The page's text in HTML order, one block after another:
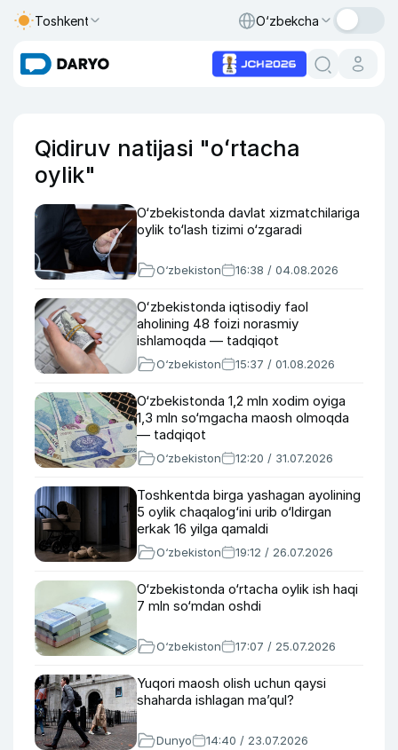
Toshkent O‘zbekcha
Qidiruv natijasi "oʻrtacha
oylik"
O‘zbekistonda davlat xizmatchilariga
oylik to‘lash tizimi o‘zgaradi
O‘zbekiston 16:38 / 04.08.2026
Oʻzbekistonda iqtisodiy faol
aholining 48 foizi norasmiy
ishlamoqda — tadqiqot
O‘zbekiston 15:37 / 01.08.2026
O‘zbekistonda 1,2 mln xodim oyiga
1,3 mln so‘mgacha maosh olmoqda
— tadqiqot
O‘zbekiston 12:20 / 31.07.2026
Toshkentda birga yashagan ayolining
5 oylik chaqalog‘ini urib o‘ldirgan
erkak 16 yilga qamaldi
O‘zbekiston 19:12 / 26.07.2026
O‘zbekistonda o‘rtacha oylik ish haqi
7 mln so‘mdan oshdi
O‘zbekiston 17:07 / 25.07.2026
Yuqori maosh olish uchun qaysi
shaharda ishlagan ma’qul?
Dunyo 14:40 / 23.07.2026